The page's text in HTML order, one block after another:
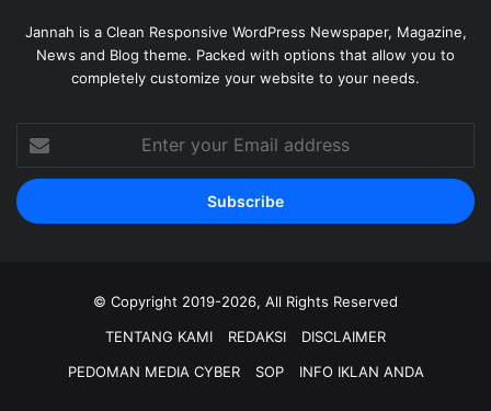
Jannah is a Clean Responsive WordPress Newspaper, Magazine,
News and Blog theme. Packed with options that allow you to
completely customize your website to your needs.
your
Email
address
© Copyright 2019-2026, All Rights Reserved
TENTANG KAMI
REDAKSI
DISCLAIMER
PEDOMAN MEDIA CYBER
SOP INFO IKLAN ANDA